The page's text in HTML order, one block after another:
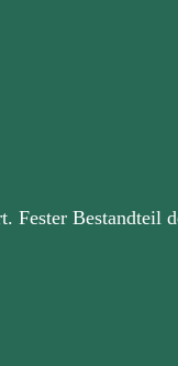
Fester Bestandteil